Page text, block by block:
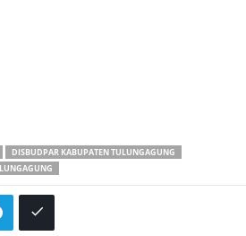
DISBUDPAR KABUPATEN TULUNGAGUNG